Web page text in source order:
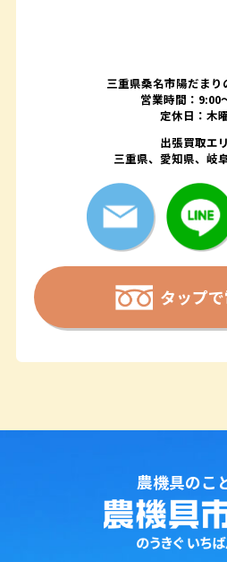
三重県桑名市陽だまり
営業時間：9:00
定休日：木
出張買取エ
三重県、愛知県、岐
タップ
農機具のこ